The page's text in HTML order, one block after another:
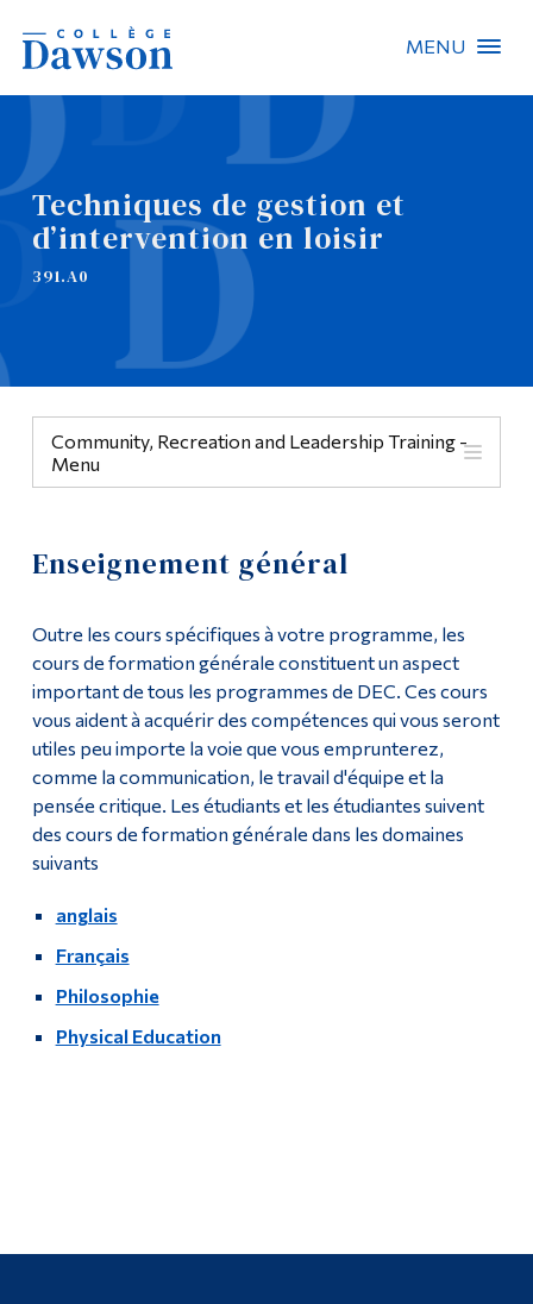
MENU
Techniques de gestion et
d’intervention en loisir
391.A0
Community, Recreation and Leadership Training -
Menu
Demande d'admission
Cours
Liste de cours
Enseignement général
Cours complémentaires
Travail sur le terrain
Politiques du programme
Passerelles vers l'université et perspectives de carrière
Contact
Enseignement général
Outre les cours spécifiques à votre programme, les
cours de formation générale constituent un aspect
important de tous les programmes de DEC. Ces cours
vous aident à acquérir des compétences qui vous seront
utiles peu importe la voie que vous emprunterez,
comme la communication, le travail d'équipe et la
pensée critique. Les étudiants et les étudiantes suivent
des cours de formation générale dans les domaines
suivants
anglais
Français
Philosophie
Physical Education
Recherche sur le site
Recherche de personnes
EN
Omnivox
Liens rapides
Contact
Outils
Menu principal
Programmes
Formation continue
Admissions